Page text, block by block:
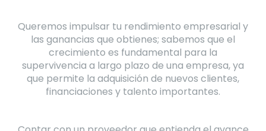
Queremos impulsar tu rendimiento empresarial y
las ganancias que obtienes; sabemos que el
crecimiento es fundamental para la
supervivencia a largo plazo de una empresa, ya
que permite la adquisición de nuevos clientes,
financiaciones y talento importantes.